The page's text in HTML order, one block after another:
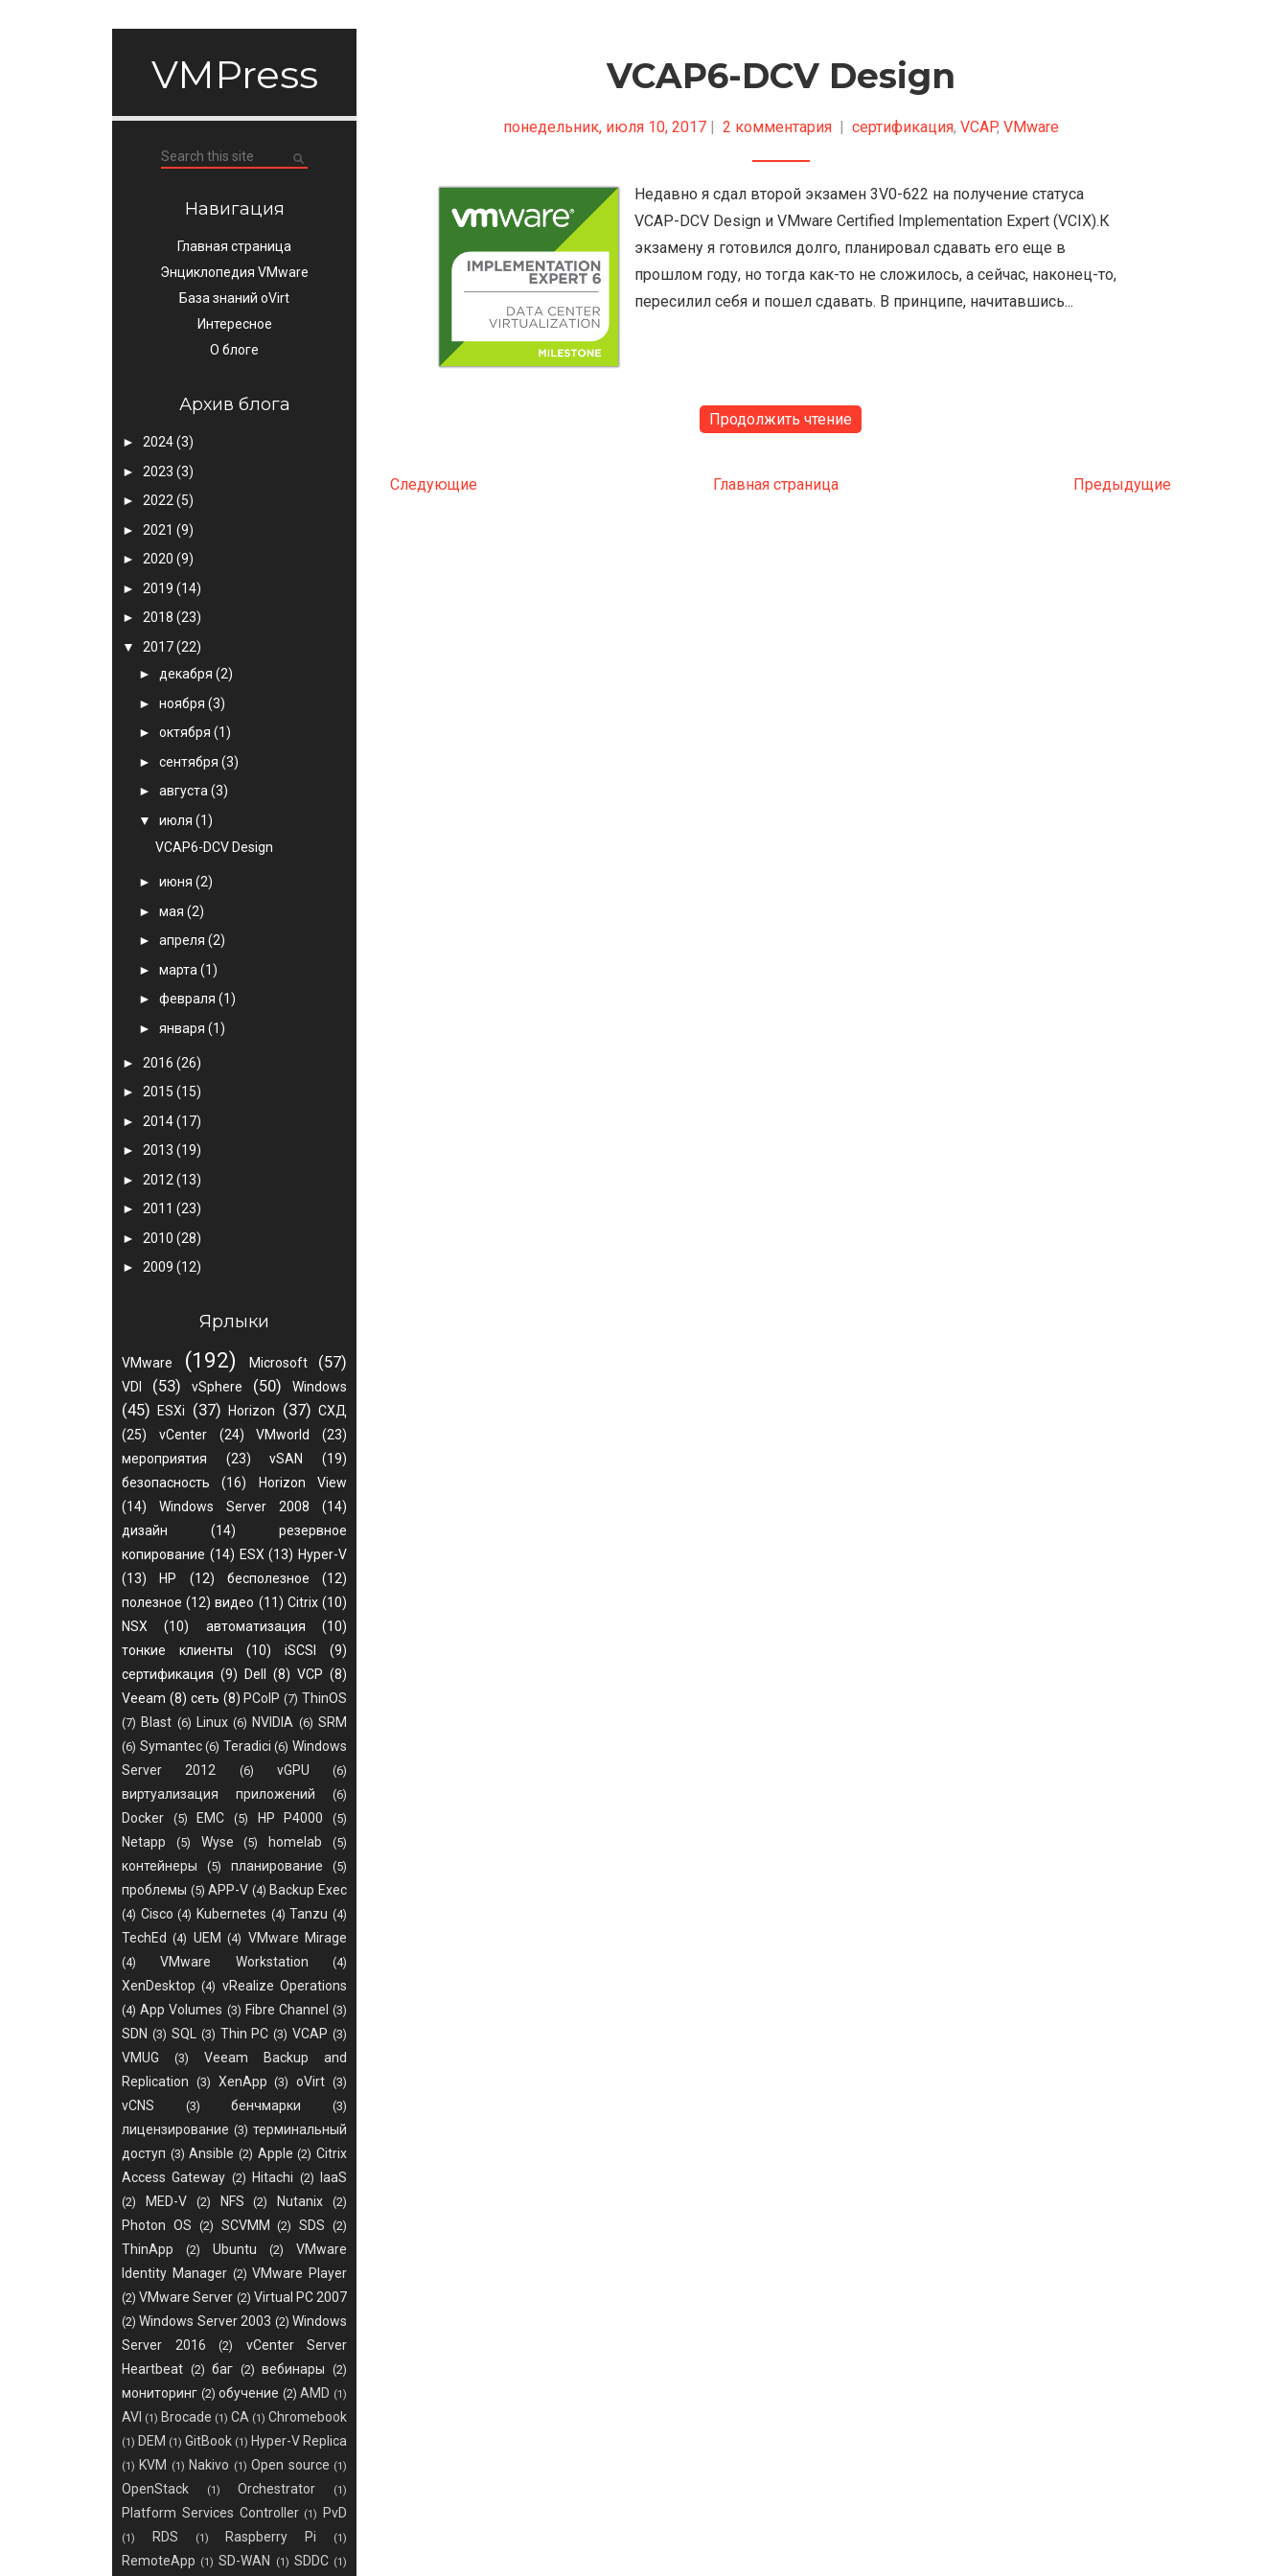
VMPress
Навигация
Главная страница
Энциклопедия VMware
База знаний oVirt
Интересное
О блоге
Архив блога
► 2024(3)
► 2023 (3)
► 2022 (5)
► 2021 (9)
► 2020 (9)
► 2019 (14)
► 2018 (23)
▼ 2017(22)
► декабря (2)
► ноября (3)
► октября (1)
► сентября (3)
► августа (3)
▼ июля (1)
VCAP6-DCV Design
► июня (2)
► мая (2)
► апреля (2)
► марта (1)
► февраля (1)
► января (1)
► 2016 (26)
► 2015 (15)
► 2014(17)
► 2013 (19)
► 2012 (13)
► 2011 (23)
► 2010 (28)
► 2009 (12)
Ярлыки
VMware (192) Microsoft (57)
VDI (53) vSphere (50) Windows
(45) ESXi (37) Horizon (37) СХД
(25)
vCenter (24) VMworld
(23)
мероприятия
(23) vSAN
(19)
безопасность
(16)
Horizon View
(14)
Windows Server 2008
(14)
дизайн
(14)
резервное
копирование (14) ESX (13) Hyper-V
(13)
HP (12) бесполезное
(12)
полезное (12) видео (11) Citrix (10)
NSX
(10) автоматизация
(10)
тонкие клиенты
(10) iSCSI
(9)
сертификация (9) Dell (8) VCP (8)
Veeam (8) сеть (8) PCoIP (7) ThinOS
(7) Blast (6) Linux (6) NVIDIA (6) SRM
(6) Symantec (6) Teradici (6) Windows
Server 2012
(6) vGPU (6)
виртуализация приложений (6)
Docker (5) EMC (5) HP P4000 (5)
Netapp (5) Wyse (5) homelab (5)
контейнеры (5) планирование (5)
проблемы (5) APP-V (4) Backup Exec
(4) Cisco (4) Kubernetes (4) Tanzu (4)
TechEd (4) UEM (4) VMware Mirage
(4) VMware Workstation (4)
XenDesktop (4) vRealize Operations
(4) App Volumes (3) Fibre Channel (3)
SDN (3) SQL (3) Thin PC (3) VCAP (3)
VMUG (3)
Veeam Backup and
Replication (3) XenApp (3) oVirt (3)
vCNS (3) бенчмарки (3)
лицензирование (3) терминальный
доступ (3) Ansible (2) Apple (2) Citrix
Access Gateway (2) Hitachi (2) IaaS
(2) MED-V (2) NFS (2) Nutanix (2)
Photon OS (2) SCVMM (2) SDS (2)
ThinApp (2) Ubuntu (2)
VMware
Identity Manager (2) VMware Player
(2) VMware Server (2) Virtual PC 2007
(2) Windows Server 2003 (2) Windows
Server 2016
(2)
vCenter Server
Heartbeat (2) баг (2) вебинары (2)
мониторинг (2) обучение (2) AMD (1)
AVI (1) Brocade (1) CA (1) Chromebook
(1) DEM (1) GitBook (1) Hyper-V Replica
(1) KVM (1) Nakivo (1) Open source (1)
OpenStack (1) Orchestrator (1)
Platform Services Controller (1) PvD
(1) RDS (1) Raspberry Pi (1)
RemoteApp (1) SD-WAN (1) SDDC (1)
VCAP6-DCV Design
понедельник, июля 10, 2017| 2 комментария | сертификация, VCAP, VMware
Недавно я сдал второй экзамен 3V0-622 на получение статуса
VCAP-DCV Design и VMware Certified Implementation Expert (VCIX).К
экзамену я готовился долго, планировал сдавать его еще в
прошлом году, но тогда как-то не сложилось, а сейчас, наконец-то,
пересилил себя и пошел сдавать. В принципе, начитавшись...
Продолжить чтение
Следующие Предыдущие
Главная страница